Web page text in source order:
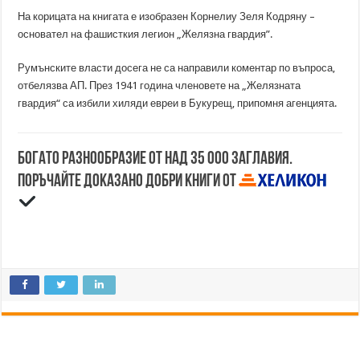
На корицата на книгата е изобразен Корнелиу Зеля Кодряну –
основател на фашисткия легион „Желязна гвардия”.
Румънските власти досега не са направили коментар по въпроса,
отбелязва АП. През 1941 година членовете на „Желязната
гвардия“ са избили хиляди евреи в Букурещ, припомня агенцията.
Богато разнообразие от над 35 000 заглавия.
Поръчайте доказано добри книги от